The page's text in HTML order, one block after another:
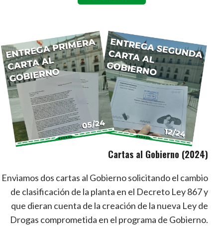
Cartas al Gobierno (2024)
Enviamos dos cartas al Gobierno solicitando el cambio
de clasificación de la planta en el Decreto Ley 867 y
que dieran cuenta de la creación de la nueva Ley de
Drogas comprometida en el programa de Gobierno.